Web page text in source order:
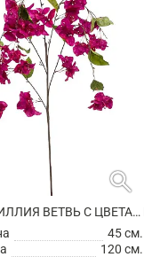
search
БУГЕНВИЛЛИЯ ВЕТВЬ С ЦВЕТАМИ ИСКУССТВЕННАЯ
45 см.
120 см.